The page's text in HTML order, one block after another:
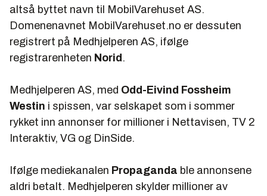
altså byttet navn til MobilVarehuset AS.
Domenenavnet MobilVarehuset.no er dessuten
registrert på Medhjelperen AS, ifølge
registrarenheten Norid .
Medhjelperen AS, med Odd-Eivind Fossheim
Westin i spissen, var selskapet som i sommer
rykket inn annonser for millioner i Nettavisen, TV 2
Interaktiv, VG og DinSide.
Ifølge mediekanalen Propaganda ble annonsene
aldri betalt. Medhjelperen skylder millioner av